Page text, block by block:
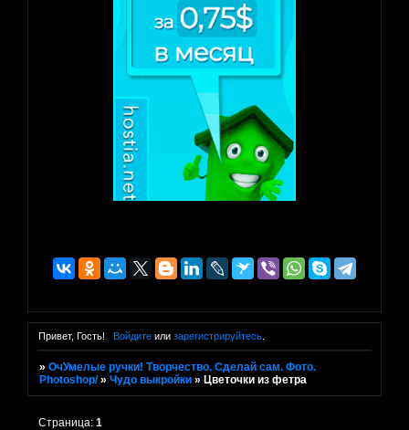
Привет, Гость! Войдитеили зарегистрируйтесь.
»ОчУмелые ручки! Творчество. Сделай сам. Фото.
Photoshop/ »Чудо выкройки » Цветочки из фетра
Страница:1